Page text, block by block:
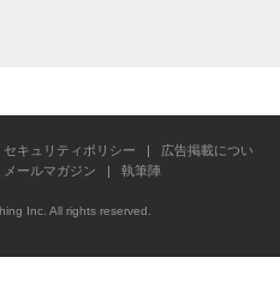
セキュリティポリシー | 広告掲載につい
メールマガジン | 執筆陣
Inc. All rights reserved.